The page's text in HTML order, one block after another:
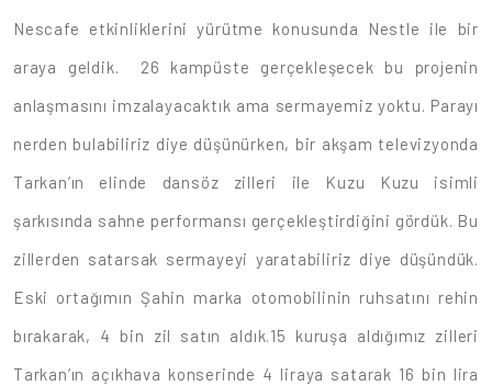
Nescafe etkinliklerini yürütme konusunda Nestle ile bir
araya geldik. 26 kampüste gerçekleşecek bu projenin
anlaşmasını imzalayacaktık ama sermayemiz yoktu. Parayı
nerden bulabiliriz diye düşünürken, bir akşam televizyonda
Tarkan’ın elinde dansöz zilleri ile Kuzu Kuzu isimli
şarkısında sahne performansı gerçekleştirdiğini gördük. Bu
zillerden satarsak sermayeyi yaratabiliriz diye düşündük.
Eski ortağımın Şahin marka otomobilinin ruhsatını rehin
bırakarak, 4 bin zil satın aldık.15 kuruşa aldığımız zilleri
Tarkan’ın açıkhava konserinde 4 liraya satarak 16 bin lira